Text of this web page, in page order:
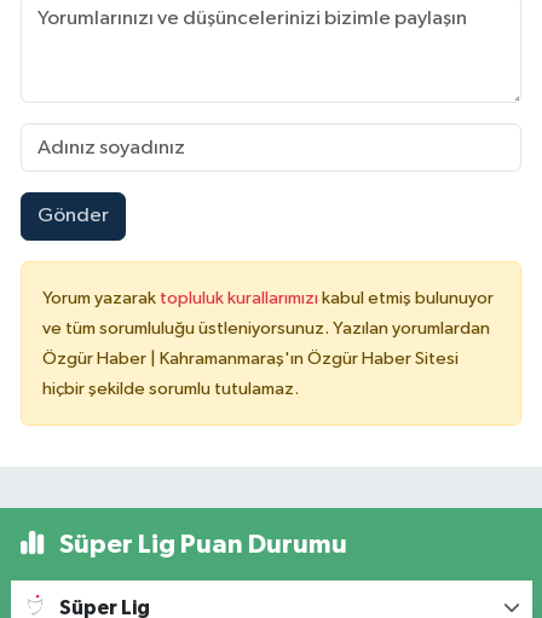
Gönder
Yorum yazarak topluluk kurallarımızı kabul etmiş bulunuyor
ve tüm sorumluluğu üstleniyorsunuz. Yazılan yorumlardan
Özgür Haber | Kahramanmaraş'ın Özgür Haber Sitesi
hiçbir şekilde sorumlu tutulamaz.
Süper Lig Puan Durumu
Süper Lig